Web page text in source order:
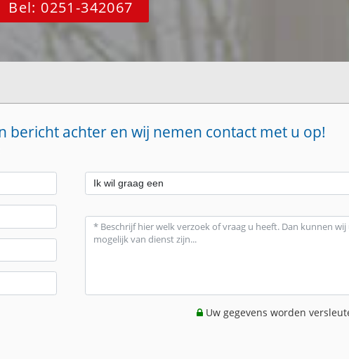
Bel: 0251-342067
bericht achter en wij nemen contact met u op!
Uw gegevens worden